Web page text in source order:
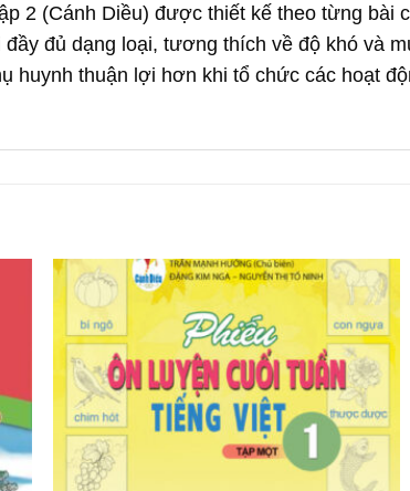
2 (Cánh Diều) được thiết kế theo từng
đủ dạng loại, tương thích về độ khó và
huynh thuận lợi hơn khi tổ chức các hoạt